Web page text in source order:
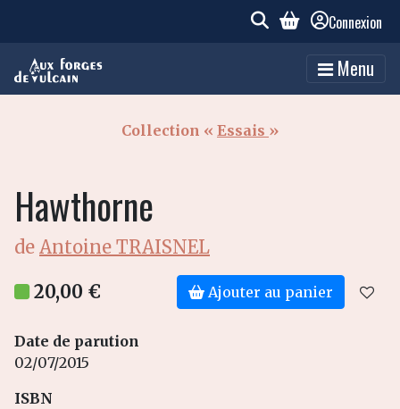
Connexion
Menu
Collection « Essais »
Hawthorne
de Antoine TRAISNEL
20,00 €
Ajouter au panier
Date de parution
02/07/2015
ISBN